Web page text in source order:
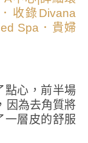
點心，前半場
因為去角質將
一層皮的舒服